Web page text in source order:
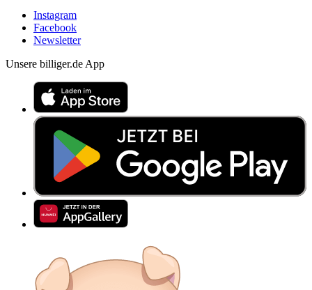
Instagram
Facebook
Newsletter
Unsere billiger.de App